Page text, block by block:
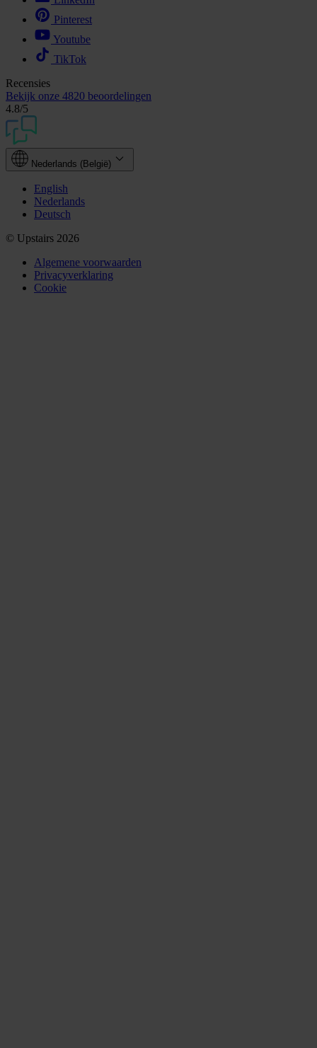
Pinterest
Youtube
TikTok
Recensies
Bekijk onze 4820 beoordelingen
4.8/5
Nederlands (België)
English
Nederlands
Deutsch
© Upstairs 2026
Algemene voorwaarden
Privacyverklaring
Cookie